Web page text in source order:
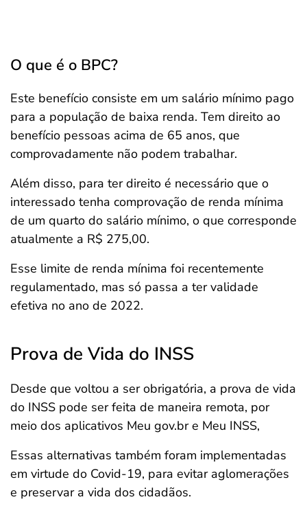
O que é o BPC?
Este benefício consiste em um salário mínimo pago
para a população de baixa renda. Tem direito ao
benefício pessoas acima de 65 anos, que
comprovadamente não podem trabalhar.
Além disso, para ter direito é necessário que o
interessado tenha comprovação de renda mínima
de um quarto do salário mínimo, o que corresponde
atualmente a R$ 275,00.
Esse limite de renda mínima foi recentemente
regulamentado, mas só passa a ter validade
efetiva no ano de 2022.
Prova de Vida do INSS
Desde que voltou a ser obrigatória, a prova de vida
do INSS pode ser feita de maneira remota, por
meio dos aplicativos Meu gov.br e Meu INSS,
Essas alternativas também foram implementadas
em virtude do Covid-19, para evitar aglomerações
e preservar a vida dos cidadãos.